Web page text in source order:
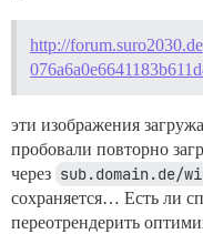
http://
эти изображения
пробовали повторно
через sub.domain.de/
сохраняется… Есть ли
переотрендерить